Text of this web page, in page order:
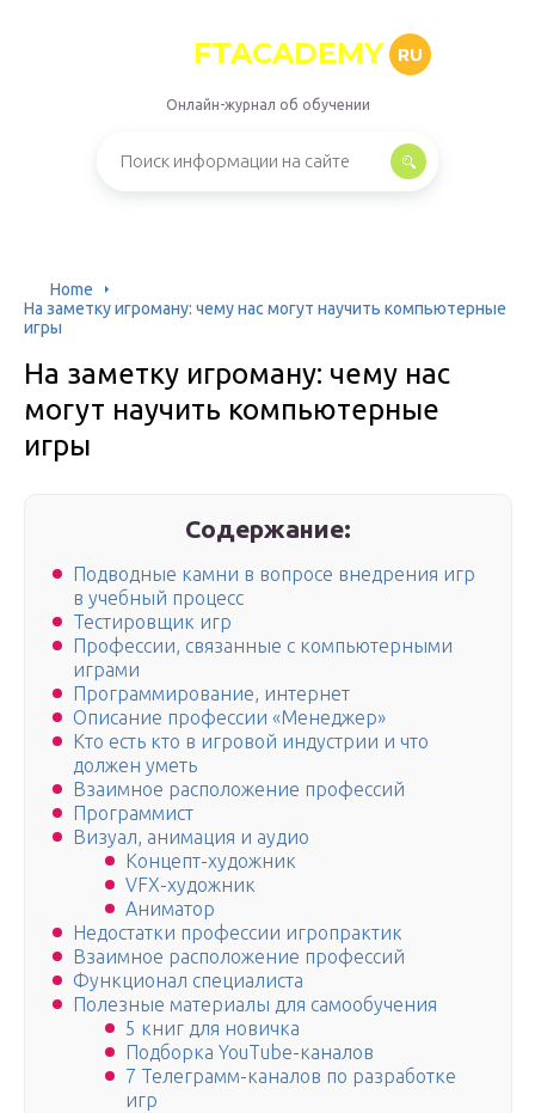
FTACADEMY RU
Онлайн-журнал об обучении
Home
На заметку игроману: чему нас могут научить компьютерные
игры
На заметку игроману: чему нас
могут научить компьютерные
игры
Содержание:
Подводные камни в вопросе внедрения игр
в учебный процесс
Тестировщик игр
Профессии, связанные с компьютерными
играми
Программирование, интернет
Описание профессии «Менеджер»
Кто есть кто в игровой индустрии и что
должен уметь
Взаимное расположение профессий
Программист
Визуал, анимация и аудио
Концепт-художник
VFX-художник
Аниматор
Недостатки профессии игропрактик
Взаимное расположение профессий
Функционал специалиста
Полезные материалы для самообучения
5 книг для новичка
Подборка YouTube-каналов
7 Телеграмм-каналов по разработке
игр